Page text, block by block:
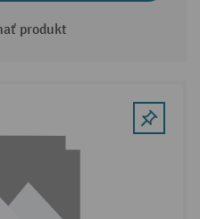
produkt